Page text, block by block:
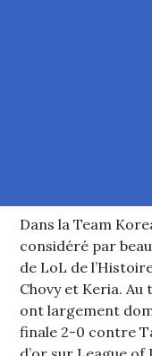
Dans la Team
considéré par
de LoL de
Chovy et Keria. Au
ont largement
finale 2-0 contre